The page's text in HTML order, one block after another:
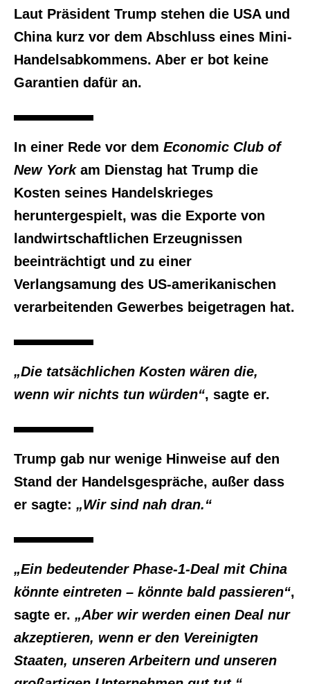
Laut Präsident Trump stehen die USA und
China kurz vor dem Abschluss eines Mini-
Handelsabkommens. Aber er bot keine
Garantien dafür an.
In einer Rede vor dem Economic Club of
New Yorkam Dienstag hat Trump die
Kosten seines Handelskrieges
heruntergespielt, was die Exporte von
landwirtschaftlichen Erzeugnissen
beeinträchtigt und zu einer
Verlangsamung des US-amerikanischen
verarbeitenden Gewerbes beigetragen hat.
„Die tatsächlichen Kosten wären die,
wenn wir nichts tun würden“, sagte er.
Trump gab nur wenige Hinweise auf den
Stand der Handelsgespräche, außer dass
er sagte: „Wir sind nah dran.“
„Ein bedeutender Phase-1-Deal mit China
könnte eintreten – könnte bald passieren“,
sagte er. „Aber wir werden einen Deal nur
akzeptieren, wenn er den Vereinigten
Staaten, unseren Arbeitern und unseren